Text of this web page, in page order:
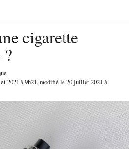
cigarette
2021 à 9h21, modifié le 20 juillet 2021 à